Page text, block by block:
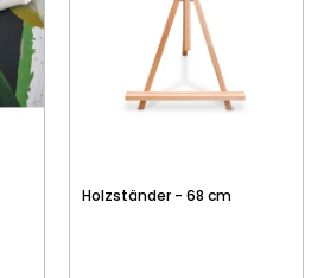
Holzständer - 68 cm